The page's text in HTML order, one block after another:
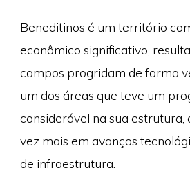
Beneditinos é um território
econômico significativo,
campos progridam de forma
um dos áreas que teve um
considerável na sua estrutura,
vez mais em avanços
de infraestrutura.